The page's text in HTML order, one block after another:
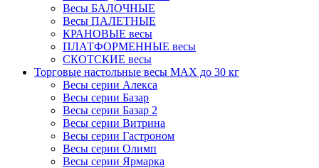
Весы БАЛОЧНЫЕ
Весы ПАЛЕТНЫЕ
КРАНОВЫЕ весы
ПЛАТФОРМЕННЫЕ весы
СКОТСКИЕ весы
Торговые настольные весы MAX до 30 кг
Весы серии Алекса
Весы серии Базар
Весы серии Базар 2
Весы серии Витрина
Весы серии Гастроном
Весы серии Олимп
Весы серии Ярмарка